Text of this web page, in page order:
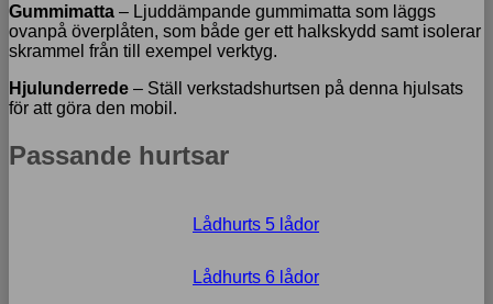
Gummimatta – Ljuddämpande gummimatta som läggs
ovanpå överplåten, som både ger ett halkskydd samt isolerar
skrammel från till exempel verktyg.
Hjulunderrede – Ställ verkstadshurtsen på denna hjulsats
för att göra den mobil.
Passande hurtsar
Lådhurts 5 lådor
Lådhurts 6 lådor